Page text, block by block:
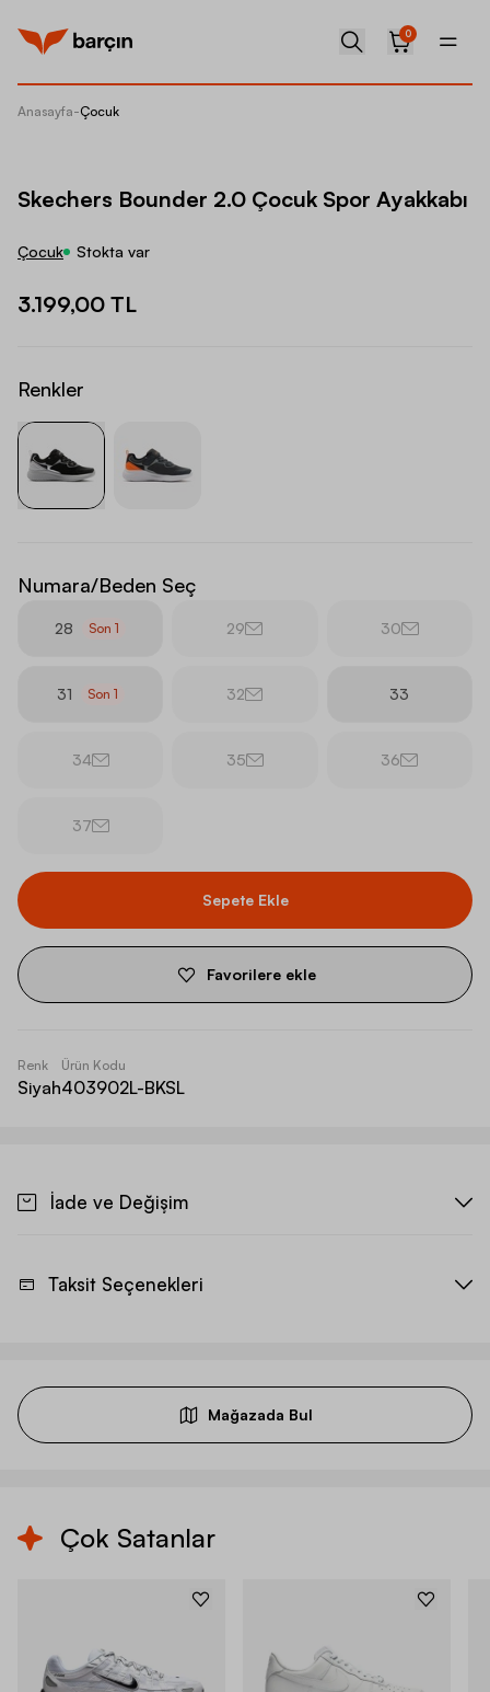
0
Anasayfa-Çocuk
Skechers Bounder 2.0 Çocuk Spor Ayakkabı
Çocuk Stokta var
3.199,00 TL
Renkler
Numara/Beden Seç
28 Son1 29 30
31 Son 1 32 33
34 35 36
37
Sepete Ekle
Favorilere ekle
Renk
Siyah
Ürün Kodu
403902L-BKSL
İade ve Değişim
Taksit Seçenekleri
Mağazada Bul
Çok Satanlar